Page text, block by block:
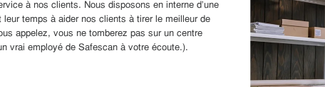
à nos clients. Nous disposons en interne d'une
leur temps à aider nos clients à tirer le meilleur de
appelez, vous ne tomberez pas sur un centre
vrai employé de Safescan à votre écoute.).